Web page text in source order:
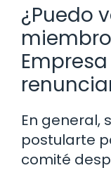
¿Puedo
En general,
postularte
comité